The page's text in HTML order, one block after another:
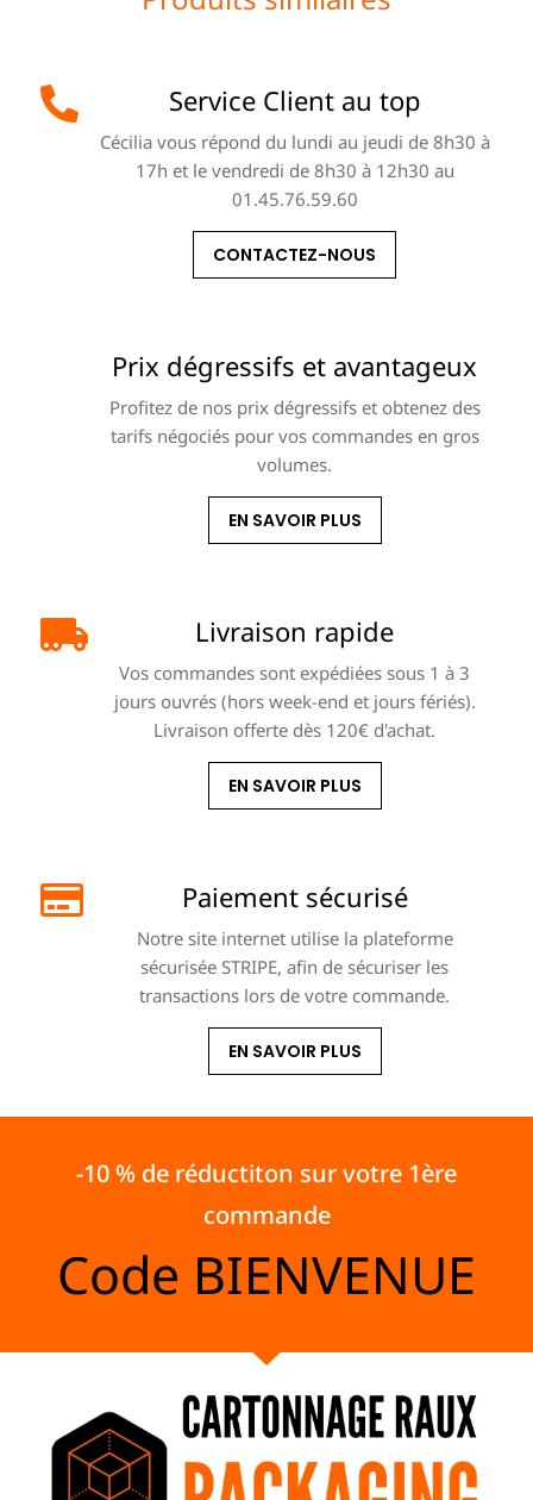
Service Client au top
Cécilia vous répond du lundi au jeudi de 8h30 à
17h et le vendredi de 8h30 à 12h30 au
01.45.76.59.60
CONTACTEZ-NOUS
Prix dégressifs et avantageux
Profitez de nos prix dégressifs et obtenez des
tarifs négociés pour vos commandes en gros
volumes.
EN SAVOIR PLUS
Livraison rapide
Vos commandes sont expédiées sous 1 à 3
jours ouvrés (hors week-end et jours fériés).
Livraison offerte dès 120€ d'achat.
EN SAVOIR PLUS
Paiement sécurisé
Notre site internet utilise la plateforme
sécurisée STRIPE, afin de sécuriser les
transactions lors de votre commande.
EN SAVOIR PLUS
-10 % de réductiton sur votre 1ère
commande
Code BIENVENUE